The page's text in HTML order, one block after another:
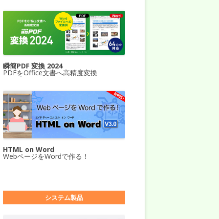
瞬簡PDF 変換 2024
PDFをOffice文書へ高精度変換
HTML on Word
WebページをWordで作る！
システム製品